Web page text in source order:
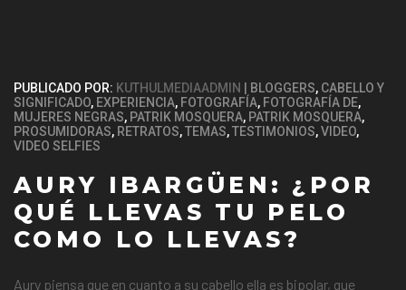
PUBLICADO POR: KUTHULMEDIAADMIN BLOGGERS, CABELLO Y
SIGNIFICADO, EXPERIENCIA, FOTOGRAFÍA, FOTOGRAFÍA DE,
MUJERES NEGRAS, PATRIK MOSQUERA, PATRIK MOSQUERA,
PROSUMIDORAS, RETRATOS,TEMAS,TESTIMONIOS,VIDEO,
VIDEO SELFIES
AURY IBARGÜEN: ¿POR
QUÉ LLEVAS TU PELO
COMO LO LLEVAS?
Aury piensa que en cuanto a su cabello ella es bipolar, que